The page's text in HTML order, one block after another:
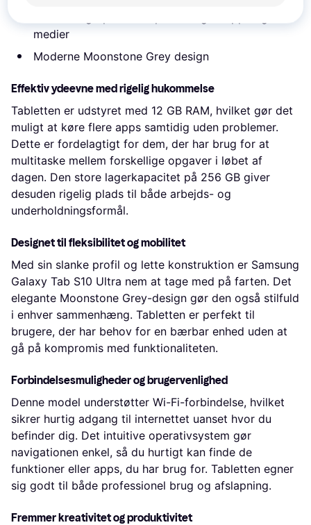
medier
Moderne Moonstone Grey design
Effektiv ydeevne med rigelig hukommelse
Tabletten er udstyret med 12 GB RAM, hvilket gør det
muligt at køre flere apps samtidig uden problemer.
Dette er fordelagtigt for dem, der har brug for at
multitaske mellem forskellige opgaver i løbet af
dagen. Den store lagerkapacitet på 256 GB giver
desuden rigelig plads til både arbejds- og
underholdningsformål.
Designet til fleksibilitet og mobilitet
Med sin slanke profil og lette konstruktion er Samsung
Galaxy Tab S10 Ultra nem at tage med på farten. Det
elegante Moonstone Grey-design gør den også stilfuld
i enhver sammenhæng. Tabletten er perfekt til
brugere, der har behov for en bærbar enhed uden at
gå på kompromis med funktionaliteten.
Forbindelsesmuligheder og brugervenlighed
Denne model understøtter Wi-Fi-forbindelse, hvilket
sikrer hurtig adgang til internettet uanset hvor du
befinder dig. Det intuitive operativsystem gør
navigationen enkel, så du hurtigt kan finde de
funktioner eller apps, du har brug for. Tabletten egner
sig godt til både professionel brug og afslapning.
Fremmer kreativitet og produktivitet